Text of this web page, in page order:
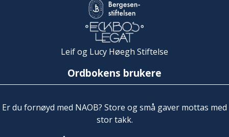
Leif og Lucy Høegh Stiftelse
Ordbokens brukere
Er du fornøyd med NAOB? Store og små gaver mottas med
stor takk.